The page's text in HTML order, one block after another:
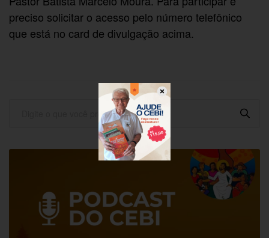
preciso solicitar o acesso pelo número telefônico
que está no card de divulgação acima.